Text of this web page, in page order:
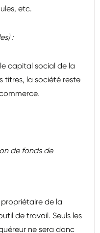
etc.
:
capital social de la
titres, la société reste
de fonds de
propriétaire de la
de travail. Seuls les
ne sera donc